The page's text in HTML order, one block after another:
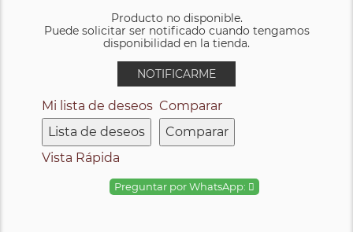
Producto no disponible.
Puede solicitar ser notificado cuando tengamos
disponibilidad en la tienda.
NOTIFICARME
Mi lista de deseos
Lista de deseos
Comparar
Comparar
Vista Rápida
Preguntar por WhatsApp: